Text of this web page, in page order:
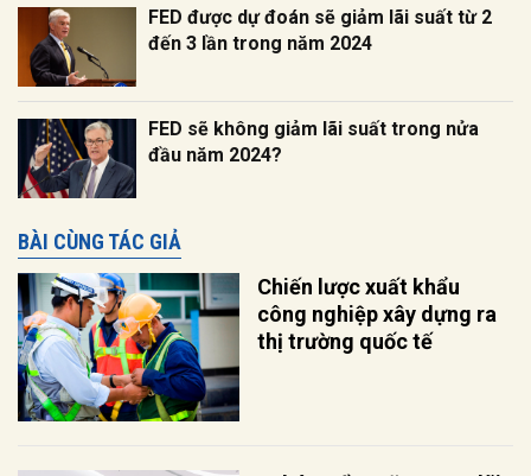
FED được dự đoán sẽ giảm lãi suất từ 2
đến 3 lần trong năm 2024
FED sẽ không giảm lãi suất trong nửa
đầu năm 2024?
BÀI CÙNG TÁC GIẢ
Chiến lược xuất khẩu
công nghiệp xây dựng ra
thị trường quốc tế